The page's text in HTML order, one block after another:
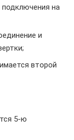
на
и
второй
5-ю